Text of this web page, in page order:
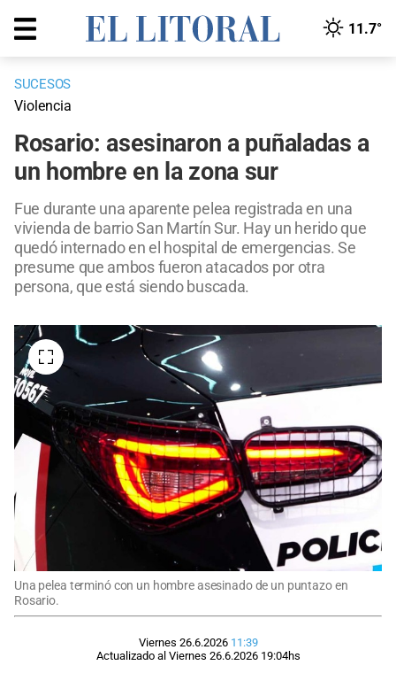
11.7°
SUCESOS
Violencia
Rosario: asesinaron a puñaladas a
un hombre en la zona sur
Fue durante una aparente pelea registrada en una
vivienda de barrio San Martín Sur. Hay un herido que
quedó internado en el hospital de emergencias. Se
presume que ambos fueron atacados por otra
persona, que está siendo buscada.
Una pelea terminó con un hombre asesinado de un puntazo en
Rosario.
Viernes 26.6.2026 11:39
Actualizado al Viernes 26.6.2026 19:04hs